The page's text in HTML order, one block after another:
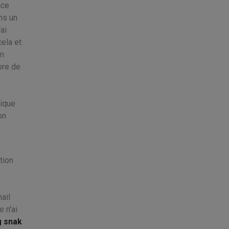
un
et
de
n'ai
snak